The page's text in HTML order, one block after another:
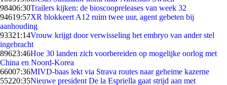
98406:30Trailers kijken: de bioscoopreleases van week 32
94619:57XR blokkeert A12 ruim twee uur, agent gebeten bij
aanhouding
93321:14Vrouw krijgt door verwisseling het embryo van ander stel
ingebracht
89623:46Hoe 30 landen zich voorbereiden op mogelijke oorlog met
China en Noord-Korea
66007:36MIVD-baas lekt via Strava routes naar geheime kazerne
55220:35Nieuwe president De la Espriella gaat strijd aan met